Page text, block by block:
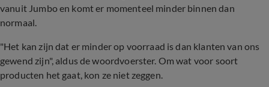
vanuit Jumbo en komt er momenteel minder binnen dan
normaal.
"Het kan zijn dat er minder op voorraad is dan klanten van ons
gewend zijn", aldus de woordvoerster. Om wat voor soort
producten het gaat, kon ze niet zeggen.